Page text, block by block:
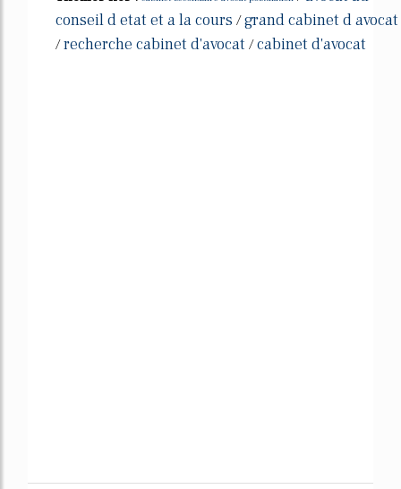
conseil d etat et a la cours /grand cabinet d avocat
/recherche cabinet d'avocat /cabinet d'avocat